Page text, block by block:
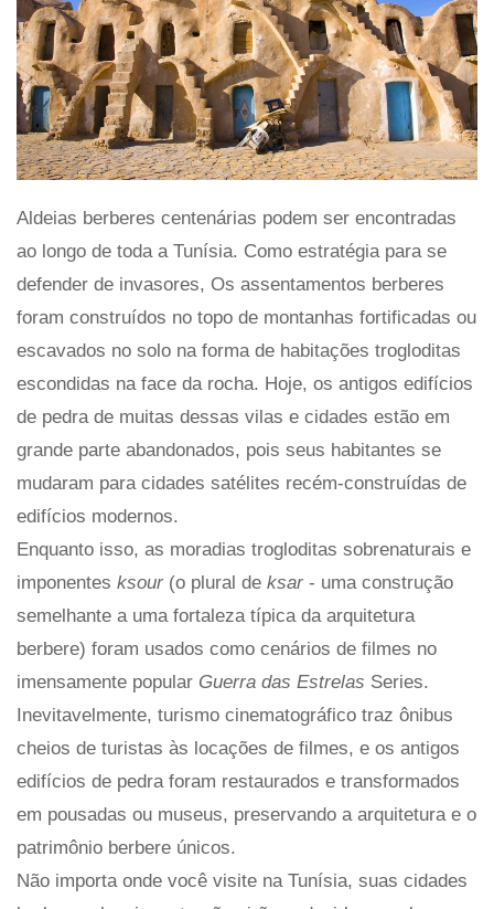
Aldeias berberes centenárias podem ser encontradas
ao longo de toda a Tunísia. Como estratégia para se
defender de invasores, Os assentamentos berberes
foram construídos no topo de montanhas fortificadas ou
escavados no solo na forma de habitações trogloditas
escondidas na face da rocha. Hoje, os antigos edifícios
de pedra de muitas dessas vilas e cidades estão em
grande parte abandonados, pois seus habitantes se
mudaram para cidades satélites recém-construídas de
edifícios modernos.
Enquanto isso, as moradias trogloditas sobrenaturais e
imponentes ksour (o plural de ksar - uma construção
semelhante a uma fortaleza típica da arquitetura
berbere) foram usados ​​como cenários de filmes no
imensamente popular Guerra das Estrelas Series.
Inevitavelmente, turismo cinematográfico traz ônibus
cheios de turistas às locações de filmes, e os antigos
edifícios de pedra foram restaurados e transformados
em pousadas ou museus, preservando a arquitetura e o
patrimônio berbere únicos.
Não importa onde você visite na Tunísia, suas cidades